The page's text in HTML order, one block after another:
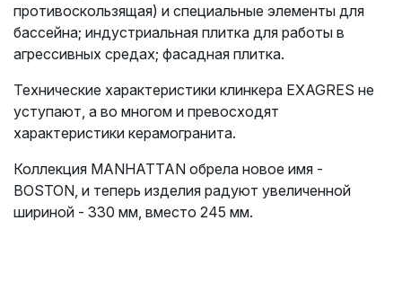
противоскользящая) и специальные элементы для
бассейна; индустриальная плитка для работы в
агрессивных средах; фасадная плитка.
Технические характеристики клинкера EXAGRES не
уступают, а во многом и превосходят
характеристики керамогранита.
Коллекция MANHATTAN обрела новое имя -
BOSTON, и теперь изделия радуют увеличенной
шириной - 330 мм, вместо 245 мм.